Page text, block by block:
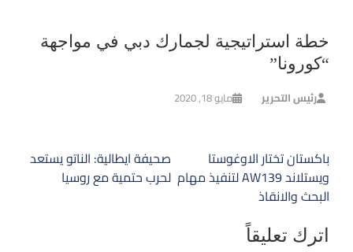
خطة استراتيجية لجمارك دبي في مواجهة
“كورونا”
رئيس التحرير مايو 18, 2020
تصفّح
المقالات
صحيفة ايطالية: الناتو يستعد
لحرب حتمية مع روسيا
باكستان تختار الاوغوستا
ويستلاند AW139 لتنفيذ مهام
البحث والانقاذ
اترك تعليقاً